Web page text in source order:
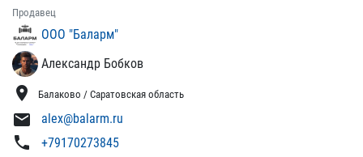
Продавец
ООО "Баларм"
Александр Бобков
location_on Балаково / Саратовская область
mail alex@balarm.ru
phone +79170273845